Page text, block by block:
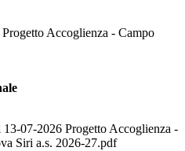
Accoglienza - Campo
07-2026 Progetto Accoglienza -
Siri a.s. 2026-27.pdf